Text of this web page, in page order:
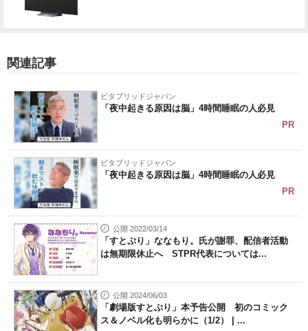
関連記事
ビタブリッドジャパン
「夜中起きる原因は脳」4時間睡眠の人必見
PR
ビタブリッドジャパン
「夜中起きる原因は脳」4時間睡眠の人必見
PR
公開 2022/03/14
「すとぷり」ななもり。氏が謝罪、配信者活動
は無期限休止へ STPR代表については...
公開 2024/06/03
「劇場版すとぷり」本予告公開 初のコミック
ス＆ノベル化も明らかに（1/2） | ...